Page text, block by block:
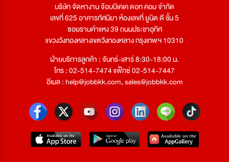
บริษัท จัดหางาน จ๊อบบีเคเค ดอท คอม จำกัด
เลขที่ 625 อาคารทัศนียา ห้องเลขที่ ยูนิต ดี ชั้น 5
ซอยรามคำแหง 39 ถนนประชาอุทิศ
แขวงวังทองหลางเขตวังทองหลาง กรุงเทพฯ 10310
ฝ่ายบริการลูกค้า : จันทร์-เสาร์ 8:30-18:00 น.
โทร : 02-514-7474 แฟ็กซ์ 02-514-7447
อีเมล :help@jobbkk.com,sales@jobbkk.com